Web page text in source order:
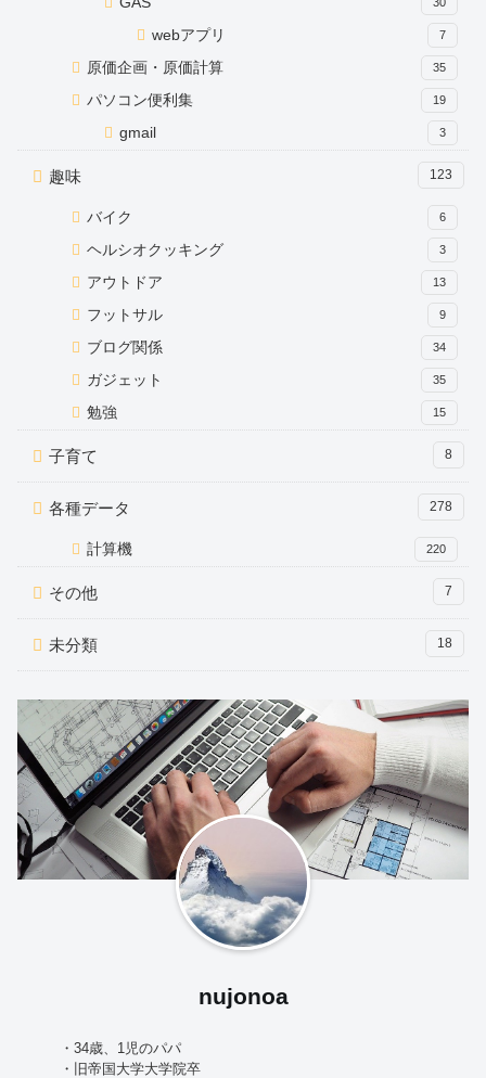
webアプリ 7
原価企画・原価計算 35
パソコン便利集 19
gmail 3
趣味 123
バイク 6
ヘルシオクッキング 3
アウトドア 13
フットサル 9
ブログ関係 34
ガジェット 35
勉強 15
子育て 8
各種データ 278
計算機 220
その他 7
未分類 18
nujonoa
・34歳、1児のパパ
・旧帝国大学大学院卒